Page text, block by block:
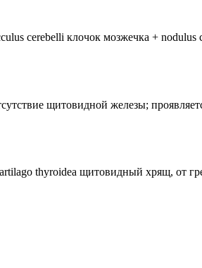
cerebelli клочок мозжечка + nodulus
щитовидной железы;
thyroidea щитовидный хрящ, от